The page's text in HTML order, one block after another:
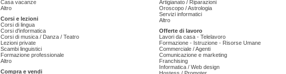
Casa vacanze
Altro
Corsi e lezioni
Corsi di lingua
Corsi d'informatica
Corsi di musica / Danza / Teatro
Lezioni private
Scambi linguistici
Formazione professionale
Altro
Compra e vendi
Artigianato / Riparazioni
Oroscopo / Astrologia
Servizi informatici
Altro
Offerte di lavoro
Lavori da casa - Telelavoro
Formazione - Istruzione - Risorse Umane
Commerciale / Agenti
Comunicazione e marketing
Franchising
Informatica / Web design